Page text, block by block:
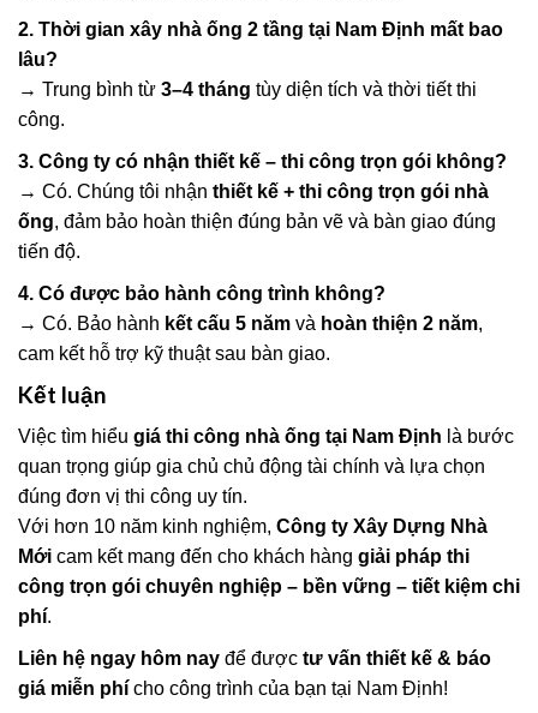
2. Thời gian xây nhà ống 2 tầng tại Nam Định mất bao
lâu?
→ Trung bình từ 3–4 tháng tùy diện tích và thời tiết thi
công.
3. Công ty có nhận thiết kế – thi công trọn gói không?
→ Có. Chúng tôi nhận thiết kế + thi công trọn gói nhà
ống, đảm bảo hoàn thiện đúng bản vẽ và bàn giao đúng
tiến độ.
4. Có được bảo hành công trình không?
→ Có. Bảo hành kết cấu 5 năm và hoàn thiện 2 năm,
cam kết hỗ trợ kỹ thuật sau bàn giao.
Kết luận
Việc tìm hiểu giá thi công nhà ống tại Nam Định là bước
quan trọng giúp gia chủ chủ động tài chính và lựa chọn
đúng đơn vị thi công uy tín.
Với hơn 10 năm kinh nghiệm, Công ty Xây Dựng Nhà
Mới cam kết mang đến cho khách hàng giải pháp thi
công trọn gói chuyên nghiệp – bền vững – tiết kiệm chi
phí.
Liên hệ ngay hôm nay để được tư vấn thiết kế & báo
giá miễn phí cho công trình của bạn tại Nam Định!